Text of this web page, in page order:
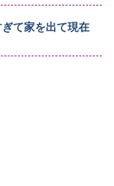
て家を出て現在